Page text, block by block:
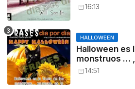
16:13
HALLOWEEN
Halloween es
monstruos …
noche: a
14:51